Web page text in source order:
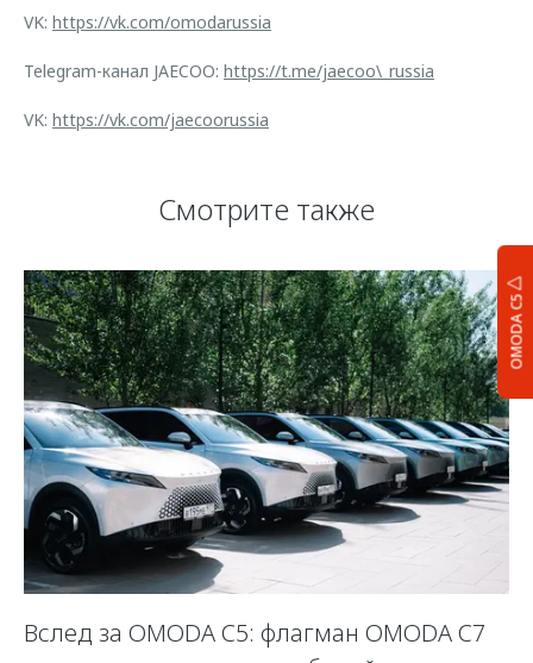
OMODA C5
VK: https://vk.com/omodarussia
Telegram-канал JAECOO: https://t.me/jaecoo\_russia
VK: https://vk.com/jaecoorussia
Смотрите также
Вслед за OMODA C5: флагман OMODA C7